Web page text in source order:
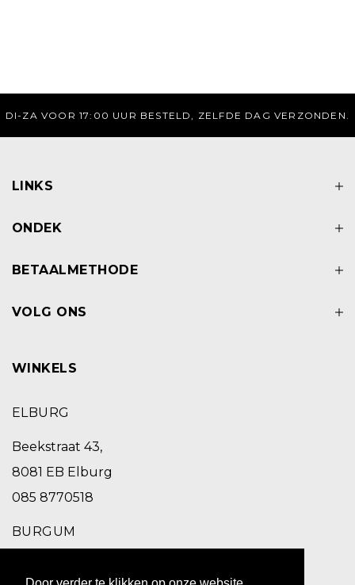
GRATIS VERZENDING BOVEN DE 75 EURO
LINKS
ONDEK
BETAALMETHODE
VOLG ONS
WINKELS
ELBURG
Beekstraat 43,
8081 EB Elburg
085 8770518
BURGUM